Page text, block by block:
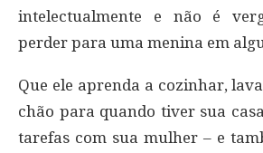
intelectualmente e não é
perder para uma menina em
Que ele aprenda a cozinhar,
chão para quando tiver sua
tarefas com sua mulher – e